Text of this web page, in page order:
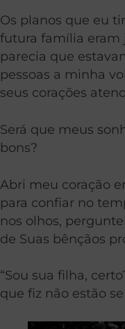
Os planos que eu
futura família eram
parecia que
pessoas a minha
seus corações
Será que meus
bons?
Abri meu coração
para confiar no
nos olhos,
de Suas bênçãos
“Sou sua filha,
que fiz não estão